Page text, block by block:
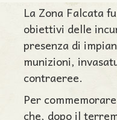
La Zona Falcata
obiettivi delle
presenza di
munizioni,
contraeree.
Per
che, dopo il